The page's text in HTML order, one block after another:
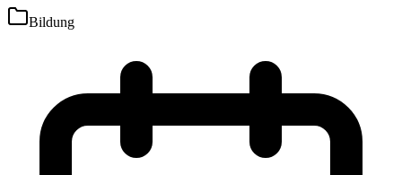
Bildung